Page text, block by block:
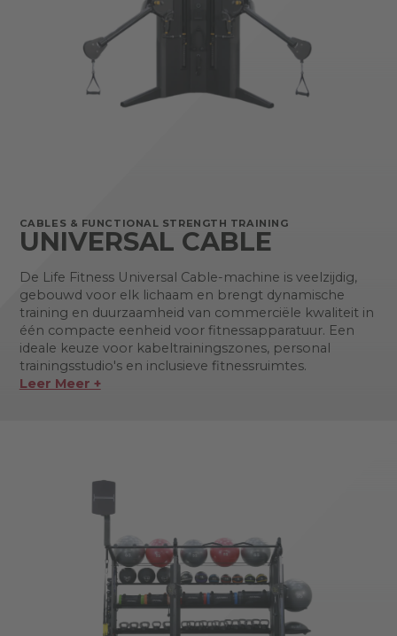
CABLES & FUNCTIONAL STRENGTH TRAINING
UNIVERSAL CABLE
De Life Fitness Universal Cable-machine is veelzijdig,
gebouwd voor elk lichaam en brengt dynamische
training en duurzaamheid van commerciële kwaliteit in
één compacte eenheid voor fitnessapparatuur. Een
ideale keuze voor kabeltrainingszones, personal
trainingsstudio's en inclusieve fitnessruimtes.
Leer Meer +